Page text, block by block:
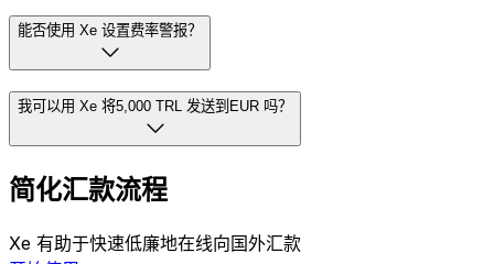
能否使用 Xe 设置费率警报？
我可以用 Xe 将5,000 TRL 发送到EUR 吗？
简化汇款流程
Xe 有助于快速低廉地在线向国外汇款